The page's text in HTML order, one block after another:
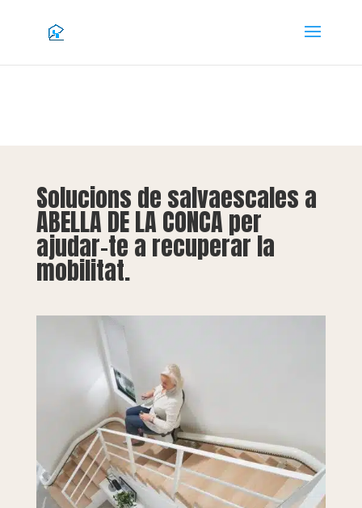
Solucions de salvaescales a
ABELLA DE LA CONCA per
ajudar-te a recuperar la
mobilitat.